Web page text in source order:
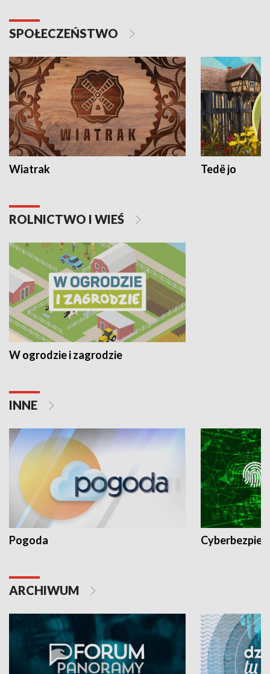
SPOŁECZEŃSTWO
Wiatrak Tedë jo
ROLNICTWO I WIEŚ
W ogrodzie i zagrodzie
INNE
Pogoda
ARCHIWUM